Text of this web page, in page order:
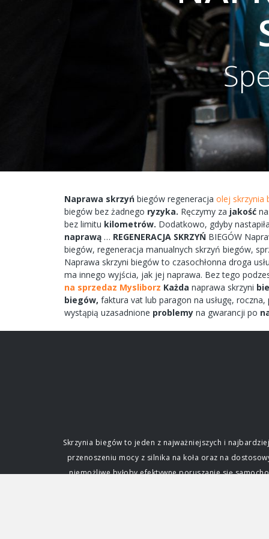
Naprawa skrzyń biegów regeneracja olej skrzynia
biegów bez żadnego ryzyka. Ręczymy za jakość
bez limitu kilometrów. Dodatkowo, gdyby
naprawą … REGENERACJA SKRZYŃ BIEGÓW
biegów, regeneracja manualnych skrzyń biegów,
Naprawa skrzyni biegówto czasochłonna droga
ma innego wyjścia, jak jej naprawa. Bez tego
na sprzedaz Mysliborz Każda naprawa skrzyni
biegów, faktura vat lub paragon na usługę, roczna,
wystąpią uzasadnione problemy na gwarancji po
Skrzynia biegów to jeden z najważniejszych i
przenoszeniu mocy z silnika na koła oraz na
niemożliwe byłoby efektywne poruszanie się